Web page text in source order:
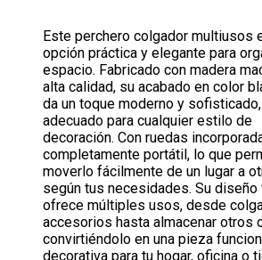
Este perchero colgador multiusos
opción práctica y elegante para
espacio. Fabricado con madera
alta calidad, su acabado en color
da un toque moderno y sofisticado,
adecuado para cualquier estilo de
decoración. Con ruedas
completamente portátil, lo que
moverlo fácilmente de un lugar a
según tus necesidades. Su diseño
ofrece múltiples usos, desde
accesorios hasta almacenar otros
convirtiéndolo en una pieza
decorativa para tu hogar, oficina o